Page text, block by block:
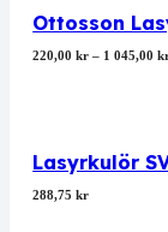
Ottosson
220,00kr – 1 045,00
Lasyrkulör
288,75kr